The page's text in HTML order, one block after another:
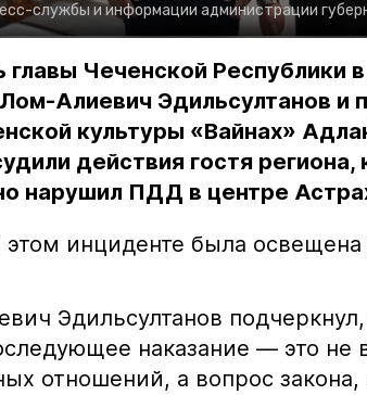
службы и информации администрации
главы Чеченской Республики
Алиевич Эдильсултанов и
культуры «Вайнах»
действия гостя региона,
нарушил ПДД в центре
инциденте была
Эдильсултанов
наказание — это не
отношений, а вопрос закона,